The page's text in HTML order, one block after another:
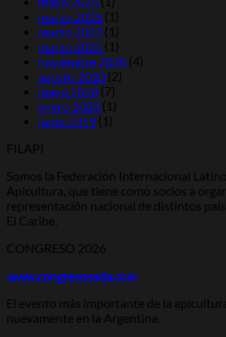
marzo 2025 (1)
marzo 2022 (1)
marzo 2021 (1)
noviembre 2020 (4)
agosto 2020 (2)
mayo 2020 (7)
enero 2020 (1)
junio 2019 (1)
FILAPI
Somos la Federación Internacional
Apicultura, que tiene como socios a
representación nacional de distintos
El Caribe.
CONGRESO 2026
www.congresosada.com
El evento más importante de la
nuevamente en la Argentina.